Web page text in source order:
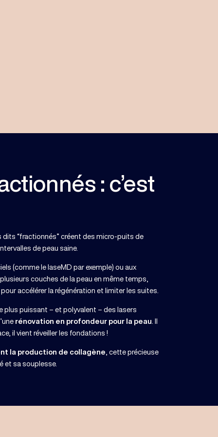
: c’est
dits “fractionnés” créent des micro-puits de
de peau saine.
(comme le laseMD par exemple) ou aux
couches de la peau en même temps,
accélérer la régénération et limiter les suites.
le plus puissant – et polyvalent – des lasers
rénovation en profondeur pour la peau
il vient réveiller les fondations !
la production de collagène , cette précieuse
et sa souplesse.